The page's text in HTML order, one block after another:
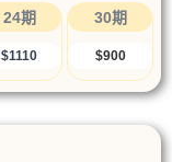
24期
$1110
30期
$900